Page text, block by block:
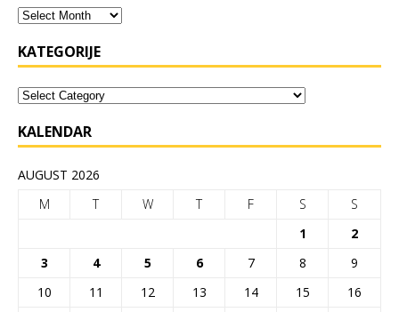
KATEGORIJE
KALENDAR
AUGUST 2026
M
T W T F S
S
1
2
3
4 5 6 7 8
9
10
11 12 13 14 15
16